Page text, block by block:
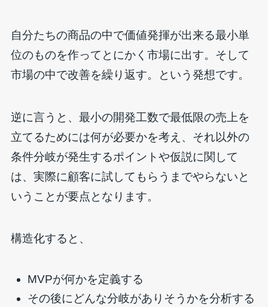
自分たちの商品の中で価値発揮が出来る最小単
位のものを作ってとにかく市場に出す。そして
市場の中で改善を繰り返す。という発想です。
逆に言うと、最小の開発工数で最低限の売上を
立てるためには何が必要かを考え、それ以外の
条件分岐が発生するポイントや仮説に関して
は、実際に顧客に試してもらうまでやらないと
いうことが要点となります。
構造化すると、
MVPが何かを定義する
その後にどんな分岐がありそうかを分析する